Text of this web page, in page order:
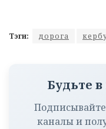
Тэги: дорога
Будьте
каналы и